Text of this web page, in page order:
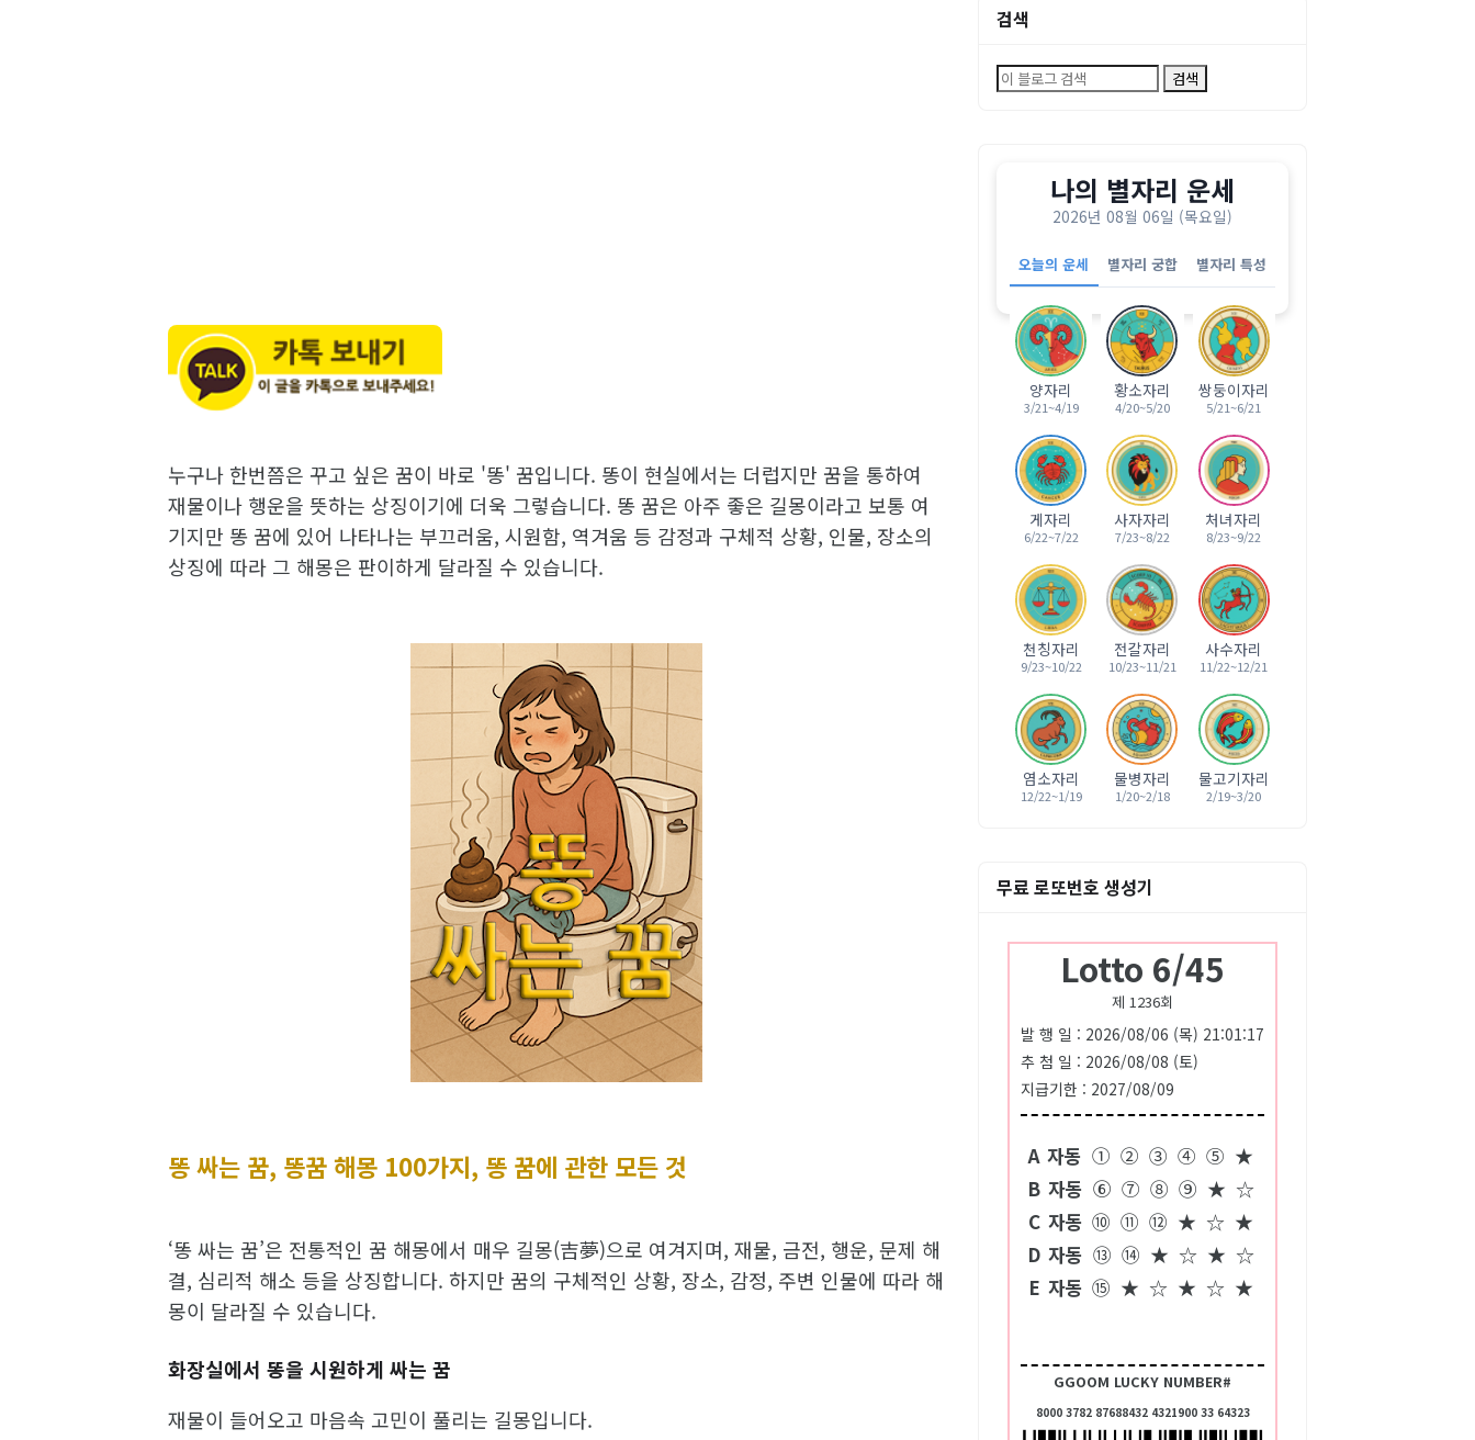
누구나 한번쯤은 꾸고 싶은 꿈이 바로 '똥' 꿈입니다. 똥이 현실에서는 더럽지만 꿈을 통하여
재물이나 행운을 뜻하는 상징이기에 더욱 그렇습니다. 똥 꿈은 아주 좋은 길몽이라고 보통 여
기지만 똥 꿈에 있어 나타나는 부끄러움, 시원함, 역겨움 등 감정과 구체적 상황, 인물, 장소의
상징에 따라 그 해몽은 판이하게 달라질 수 있습니다.
똥 싸는 꿈, 똥꿈 해몽 100가지, 똥 꿈에 관한 모든 것
‘똥 싸는 꿈’은 전통적인 꿈 해몽에서 매우 길몽(吉夢)으로 여겨지며, 재물, 금전, 행운, 문제 해
결, 심리적 해소 등을 상징합니다. 하지만 꿈의 구체적인 상황, 장소, 감정, 주변 인물에 따라 해
몽이 달라질 수 있습니다.
화장실에서 똥을 시원하게 싸는 꿈
재물이 들어오고 마음속 고민이 풀리는 길몽입니다.
검색
나의 별자리 운세
2026년 08월 06일 (목요일)
오늘의 운세 별자리 궁합 별자리 특성
양자리
3/21~4/19
황소자리
4/20~5/20
쌍둥이자리
5/21~6/21
게자리
6/22~7/22
사자자리
7/23~8/22
처녀자리
8/23~9/22
천칭자리
9/23~10/22
전갈자리
10/23~11/21
사수자리
11/22~12/21
염소자리
12/22~1/19
물병자리
1/20~2/18
물고기자리
2/19~3/20
무료 로또번호 생성기
Lotto 6/45
제 1236회
발 행 일 : 2026/08/06 (목) 21:01:17
추 첨 일 : 2026/08/08 (토)
지급기한 : 2027/08/09
A 자동 ① ② ③ ④ ⑤ ★
B 자동 ⑥ ⑦ ⑧ ⑨ ★ ☆
C 자동 ⑩ ⑪ ⑫ ★ ☆ ★
D 자동 ⑬ ⑭ ★ ☆ ★ ☆
E 자동 ⑮ ★ ☆ ★ ☆ ★
GGOOM LUCKY NUMBER#
8000 3782 87688432 4321900 33 64323